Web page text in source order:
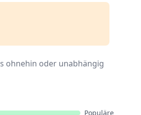
ohnehin oder unabhängig
Populäre